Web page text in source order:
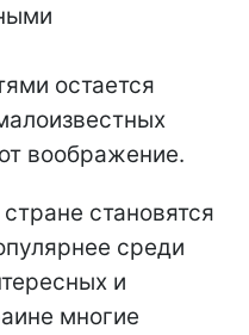
остается
воображение.
становятся
среди
и
многие